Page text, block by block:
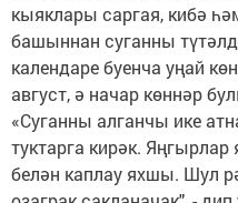
кыяклары саргая, кибә
башыннан суганны
календаре буенча уңай
август, ә начар көннәр
«Суганны алганчы ике
туктарга кирәк. Яңгырлар
белән каплау яхшы. Шул